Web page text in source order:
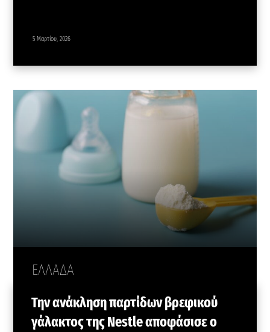
5 Μαρτίου, 2026
ΕΛΛΑΔΑ
Την ανάκληση παρτίδων βρεφικού
γάλακτος της Nestle αποφάσισε ο